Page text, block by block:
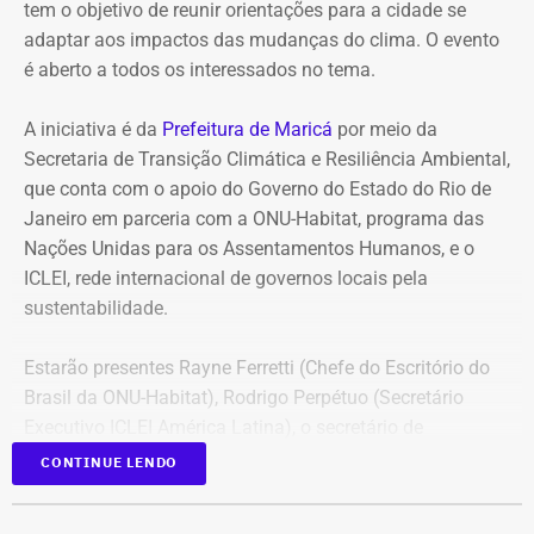
para pessoas que enfrentam dificuldade em controlar o
hábito de apostar.
recomendações práticas para evitar prejuízos financeiros,
apresenta a ferramenta oficial de autoexclusão das
plataformas autorizadas e informa onde o consumidor
pode buscar orientação, atendimento e apoio psicológico.
Famílias gastaram mais de R$ 60
O Boletim Fiscal dos Estados Brasileiros divulgou no dia
R$ 62,5 bilhões das famílias brasileiras em plataformas
de apostas online. O levantamento chama de saída
líquida a diferença entre tudo o que os apostadores
tem o objetivo de reunir orientações para a cidade se
adaptar aos impactos das mudanças do clima. O evento
é aberto a todos os interessados no tema.
A iniciativa é da Prefeitura de Maricá por meio da
Secretaria de Transição Climática e Resiliência Ambiental,
que conta com o apoio do Governo do Estado do Rio de
Janeiro em parceria com a ONU-Habitat, programa das
Nações Unidas para os Assentamentos Humanos, e o
ICLEI, rede internacional de governos locais pela
sustentabilidade.
Estarão presentes Rayne Ferretti (Chefe do Escritório do
Brasil da ONU-Habitat), Rodrigo Perpétuo (Secretário
Resiliência e Mitigação Climática de Maricá, Doutor
Richard Seal, entre outros secretários e representantes do
CONTINUE LENDO